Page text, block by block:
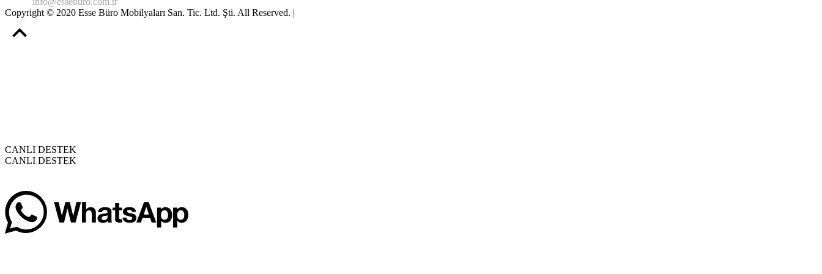
Copyright © 2020 Esse Büro Mobilyaları San. Tic. Ltd. Şti. All Reserved. |
CANLI DESTEK
CANLI DESTEK